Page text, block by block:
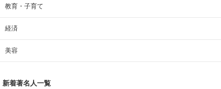
教育・子育て
経済
美容
新着著名人一覧